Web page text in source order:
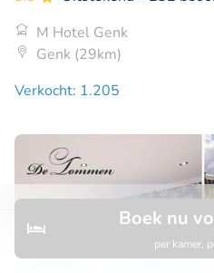
Zoeken
Boek nu
per kamer,
M Hotel Genk
Genk (29km)
Verkocht: 1.205